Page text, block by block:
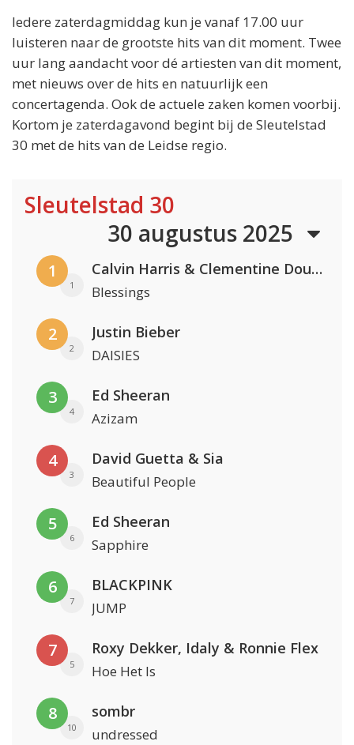
Iedere zaterdagmiddag kun je vanaf 17.00 uur
luisteren naar de grootste hits van dit moment. Twee
uur lang aandacht voor dé artiesten van dit moment,
met nieuws over de hits en natuurlijk een
concertagenda. Ook de actuele zaken komen voorbij.
Kortom je zaterdagavond begint bij de Sleutelstad
30 met de hits van de Leidse regio.
Sleutelstad 30
30 augustus 2025
1
1
Calvin Harris & Clementine Douglas
Blessings
2
2
Justin Bieber
DAISIES
3
4
Ed Sheeran
Azizam
4
3
David Guetta & Sia
Beautiful People
5
6
Ed Sheeran
Sapphire
6
7
BLACKPINK
JUMP
7
5
Roxy Dekker, Idaly & Ronnie Flex
Hoe Het Is
8
10
sombr
undressed